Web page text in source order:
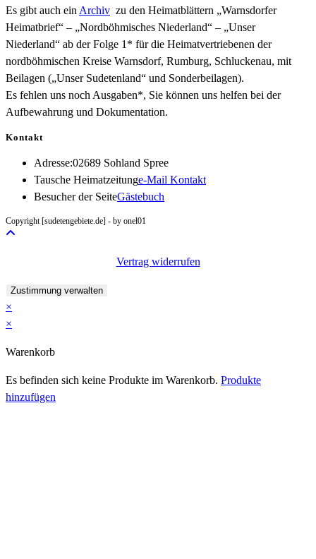
Es gibt auch ein Archiv zu den Heimatblättern „Warnsdorfer
Heimatbrief“ – „Nordböhmisches Niederland“ – „Unser
Niederland“ ab der Folge 1* für die Heimatvertriebenen der
nordböhmischen Kreise Warnsdorf, Rumburg, Schluckenau, mit
Beilagen („Unser Sudetenland“ und Sonderbeilagen).
Es fehlen uns noch Ausgaben*, Sie können uns helfen bei der
Aufbewahrung und Dokumentation.
Kontakt
Adresse:02689 Sohland Spree
Tausche Heimatzeitunge-Mail KontaktOpens
Besucher der SeiteGästebuch
Copyright [sudetengebiete.de] - by onel01
Vertrag widerrufen
Zustimmung verwalten
×
×
Warenkorb
Es befinden sich keine Produkte im Warenkorb. Produkte
hinzufügen